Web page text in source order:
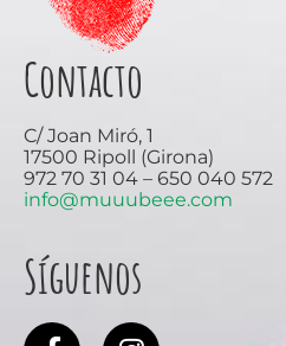
Contacto
C/ Joan Miró, 1
17500 Ripoll (Girona)
972 70 31 04 – 650 040 572
info@muuubeee.com
Síguenos